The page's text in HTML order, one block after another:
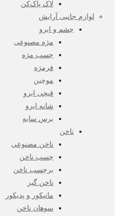
لاک پاک‌کن
لوازم جانبی آرایش
چشم و ابرو
مژه مصنوعی
چسب مژه
فرمژه
موچین
قیچی ابرو
شانه ابرو
برس سایه
ناخن
ناخن مصنوعی
چسب ناخن
برچسب ناخن
ناخن گیر
مانیکور و پدیکور
سوهان ناخن